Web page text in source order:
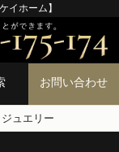
イホーム】
お問い合わせ
ュエリー